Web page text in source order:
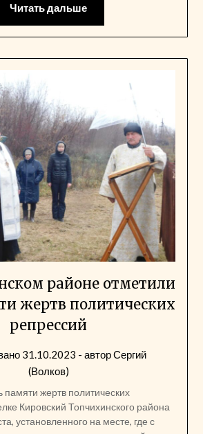
Читать дальше
районе отметили
жертв политических
репрессий
31.10.2023 - авторСергий
(Волков)
памяти жертв политических
Кировский Топчихинского района
установленного на месте, где с